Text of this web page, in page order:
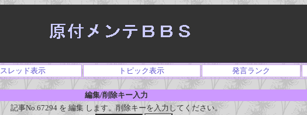
スレッド表示 トピック表示 発言ランク
編集/削除キー入力
記事No.67294 を 編集 します。削除キーを入力してください。